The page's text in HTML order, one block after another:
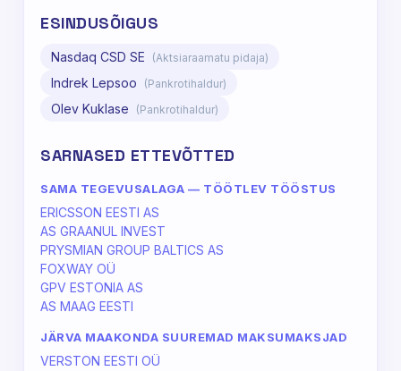
ESINDUSÕIGUS
Nasdaq CSD SE (Aktsiaraamatu pidaja)
Indrek Lepsoo (Pankrotihaldur)
Olev Kuklase (Pankrotihaldur)
SARNASED ETTEVÕTTED
SAMA TEGEVUSALAGA — TÖÖTLEV TÖÖSTUS
ERICSSON EESTI AS
AS GRAANUL INVEST
PRYSMIAN GROUP BALTICS AS
FOXWAY OÜ
GPV ESTONIA AS
AS MAAG EESTI
JÄRVA MAAKONDA SUUREMAD MAKSUMAKSJAD
VERSTON EESTI OÜ